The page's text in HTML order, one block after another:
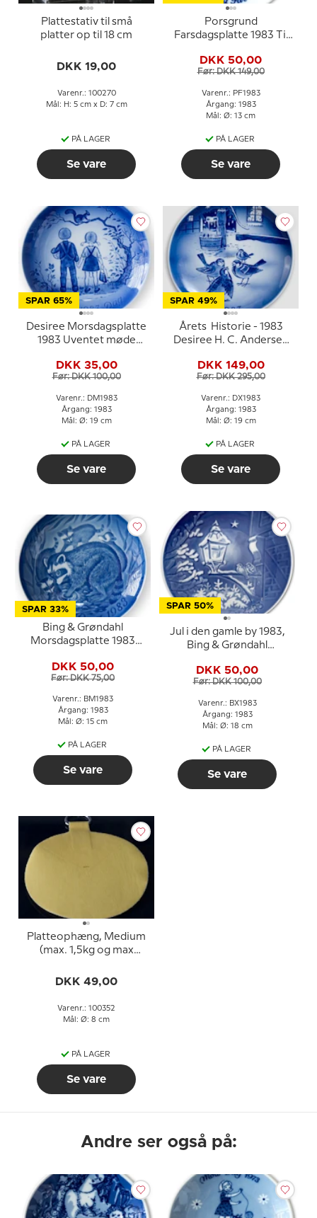
Plattestativ til små
platter op til 18 cm
DKK 19,00
Varenr.: 100270
Mål: H: 5 cm x D: 7 cm
PÅ LAGER
Se vare
Porsgrund
Farsdagsplatte 1983 Til
DKK 50,00
Før: DKK 149,00
Varenr.: PF1983
Årgang: 1983
Mål: Ø: 13 cm
PÅ LAGER
Se vare
SPAR 65%
Desiree Morsdagsplatte
1983 Uventet møde
DKK 35,00
Før: DKK 100,00
Varenr.: DM1983
Årgang: 1983
Mål: Ø: 19 cm
PÅ LAGER
Se vare
SPAR 49%
Årets Historie - 1983
Desiree H. C. Andersen
DKK 149,00
Før: DKK 295,00
Varenr.: DX1983
Årgang: 1983
Mål: Ø: 19 cm
PÅ LAGER
Se vare
SPAR 33%
Bing & Grøndahl
Morsdagsplatte 1983
DKK 50,00
Før: DKK 75,00
Varenr.: BM1983
Årgang: 1983
Mål: Ø: 15 cm
PÅ LAGER
Se vare
SPAR 50%
Jul i den gamle by 1983,
Bing & Grøndahl
DKK 50,00
Før: DKK 100,00
Varenr.: BX1983
Årgang: 1983
Mål: Ø: 18 cm
PÅ LAGER
Se vare
Platteophæng, Medium
(max. 1,5kg og max
DKK 49,00
Varenr.: 100352
Mål: Ø: 8 cm
PÅ LAGER
Se vare
Andre ser også på: